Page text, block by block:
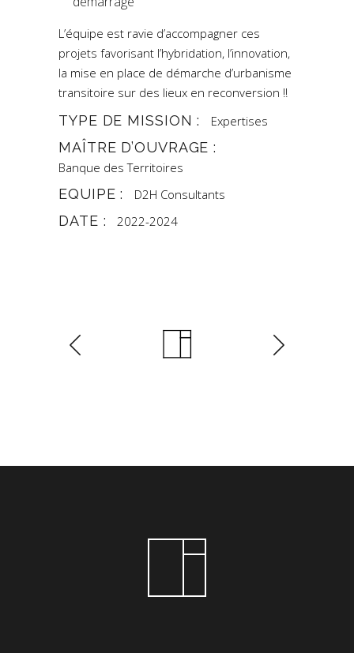
L’équipe est ravie d’accompagner ces
projets favorisant l’hybridation, l’innovation,
la mise en place de démarche d’urbanisme
transitoire sur des lieux en reconversion !!
TYPE DE MISSION : Expertises
MAÎTRE D’OUVRAGE :
Banque des Territoires
EQUIPE : D2H Consultants
DATE : 2022-2024